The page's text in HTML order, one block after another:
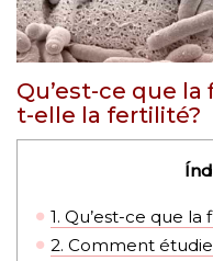
Qu’est-ce que
t-elle la fertilité?
1. Qu’est-ce que la
2. Comment